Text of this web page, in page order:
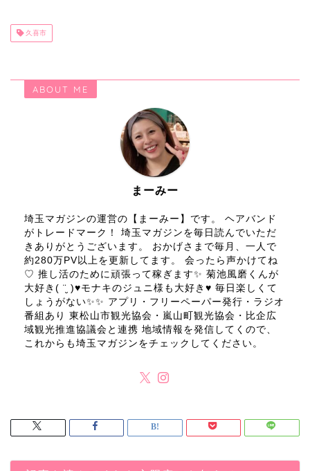
久喜市
ABOUT ME
まーみー
埼玉マガジンの運営の【まーみー】です。 ヘアバンド
がトレードマーク！ 埼玉マガジンを毎日読んでいただ
きありがとうございます。 おかげさまで毎月、一人で
約280万PV以上を更新してます。 会ったら声かけてね
♡ 推し活のために頑張って稼ぎます✨ 菊池風磨くんが
大好き( ¨̮ )♥モナキのジュニ様も大好き♥ 毎日楽しくて
しょうがない✨✨ アプリ・フリーペーパー発行・ラジオ
番組あり 東松山市観光協会・嵐山町観光協会・比企広
域観光推進協議会と連携 地域情報を発信してくので、
これからも埼玉マガジンをチェックしてください。